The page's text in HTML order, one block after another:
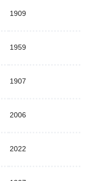
1909
1959
1907
2006
2022